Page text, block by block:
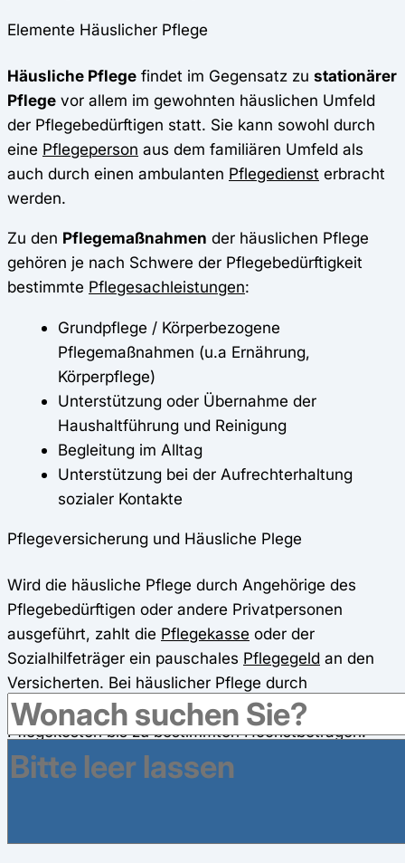
Elemente Häuslicher Pflege
Häusliche Pflege findet im Gegensatz zu stationärer
Pflege vor allem im gewohnten häuslichen Umfeld
der Pflegebedürftigen statt. Sie kann sowohl durch
eine Pflegeperson aus dem familiären Umfeld als
auch durch einen ambulanten Pflegedienst erbracht
werden.
Zu den Pflegemaßnahmen der häuslichen Pflege
gehören je nach Schwere der Pflegebedürftigkeit
bestimmte Pflegesachleistungen:
Grundpflege / Körperbezogene
Pflegemaßnahmen (u.a Ernährung,
Körperpflege)
Unterstützung oder Übernahme der
Haushaltführung und Reinigung
Begleitung im Alltag
Unterstützung bei der Aufrechterhaltung
sozialer Kontakte
Pflegeversicherung und Häusliche Plege
Wird die häusliche Pflege durch Angehörige des
Pflegebedürftigen oder andere Privatpersonen
ausgeführt, zahlt die Pflegekasse oder der
Sozialhilfeträger ein pauschales Pflegegeld an den
Versicherten. Bei häuslicher Pflege durch
Fachpersonal trägt der Sozialleistungsträger die
Pflegekosten bis zu bestimmten Höchstbeträgen.
Allerdings muss eine mindestens sechsmonatige
Pflegebedürftigkeit vorliegen.